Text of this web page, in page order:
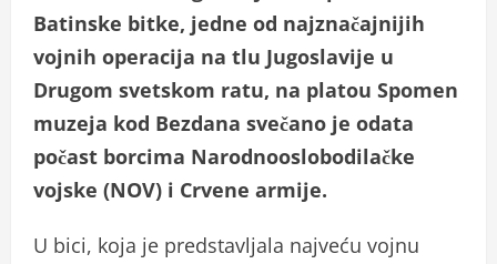
Batinske bitke, jedne od najznačajnijih
vojnih operacija na tlu Jugoslavije u
Drugom svetskom ratu, na platou Spomen
muzeja kod Bezdana svečano je odata
počast borcima Narodnooslobodilačke
vojske (NOV) i Crvene armije.
U bici, koja je predstavljala najveću vojnu